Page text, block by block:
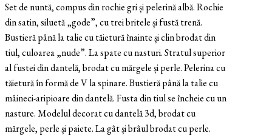
Set de nuntă, compus din rochie gri și pelerină albă. Rochie
din satin, siluetă „gode”, cu trei britele și fustă trenă.
Bustieră până la talie cu tăietură înainte și clin brodat din
tiul, culoarea „nude”. La spate cu nasturi. Stratul superior
al fustei din dantelă, brodat cu mărgele și perle. Pelerina cu
tăietură în formă de V la spinare. Bustieră până la talie cu
mâineci-aripioare din dantelă. Fusta din tiul se încheie cu un
nasture. Modelul decorat cu dantelă 3d, brodat cu
mărgele, perle și paiete. La gât și brâul brodat cu perle.